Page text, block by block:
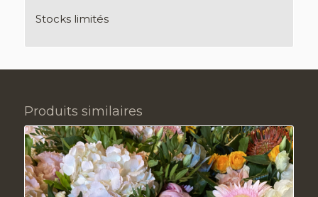
Stocks limités
Produits similaires